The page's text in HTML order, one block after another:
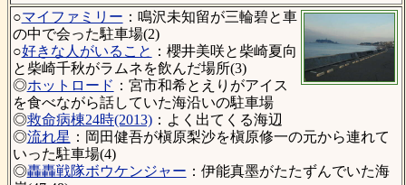
○マイファミリー ：鳴沢未知留が三輪碧と車
の中で会った駐車場(2)
○好きな人がいること ：櫻井美咲と柴崎夏向
と柴崎千秋がラムネを飲んだ場所(3)
◎ホットロード ：宮市和希とえりがアイス
を食べながら話していた海沿いの駐車場
◎救命病棟24時(2013)：よく出てくる海辺
◎流れ星 ：岡田健吾が槇原梨沙を槇原修一の元から連れて
いった駐車場(4)
◎轟轟戦隊ボウケンジャー ：伊能真墨がたたずんでいた海